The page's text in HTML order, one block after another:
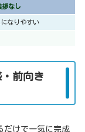
拶なし
なりやすい
前向き
だけで一気に完成